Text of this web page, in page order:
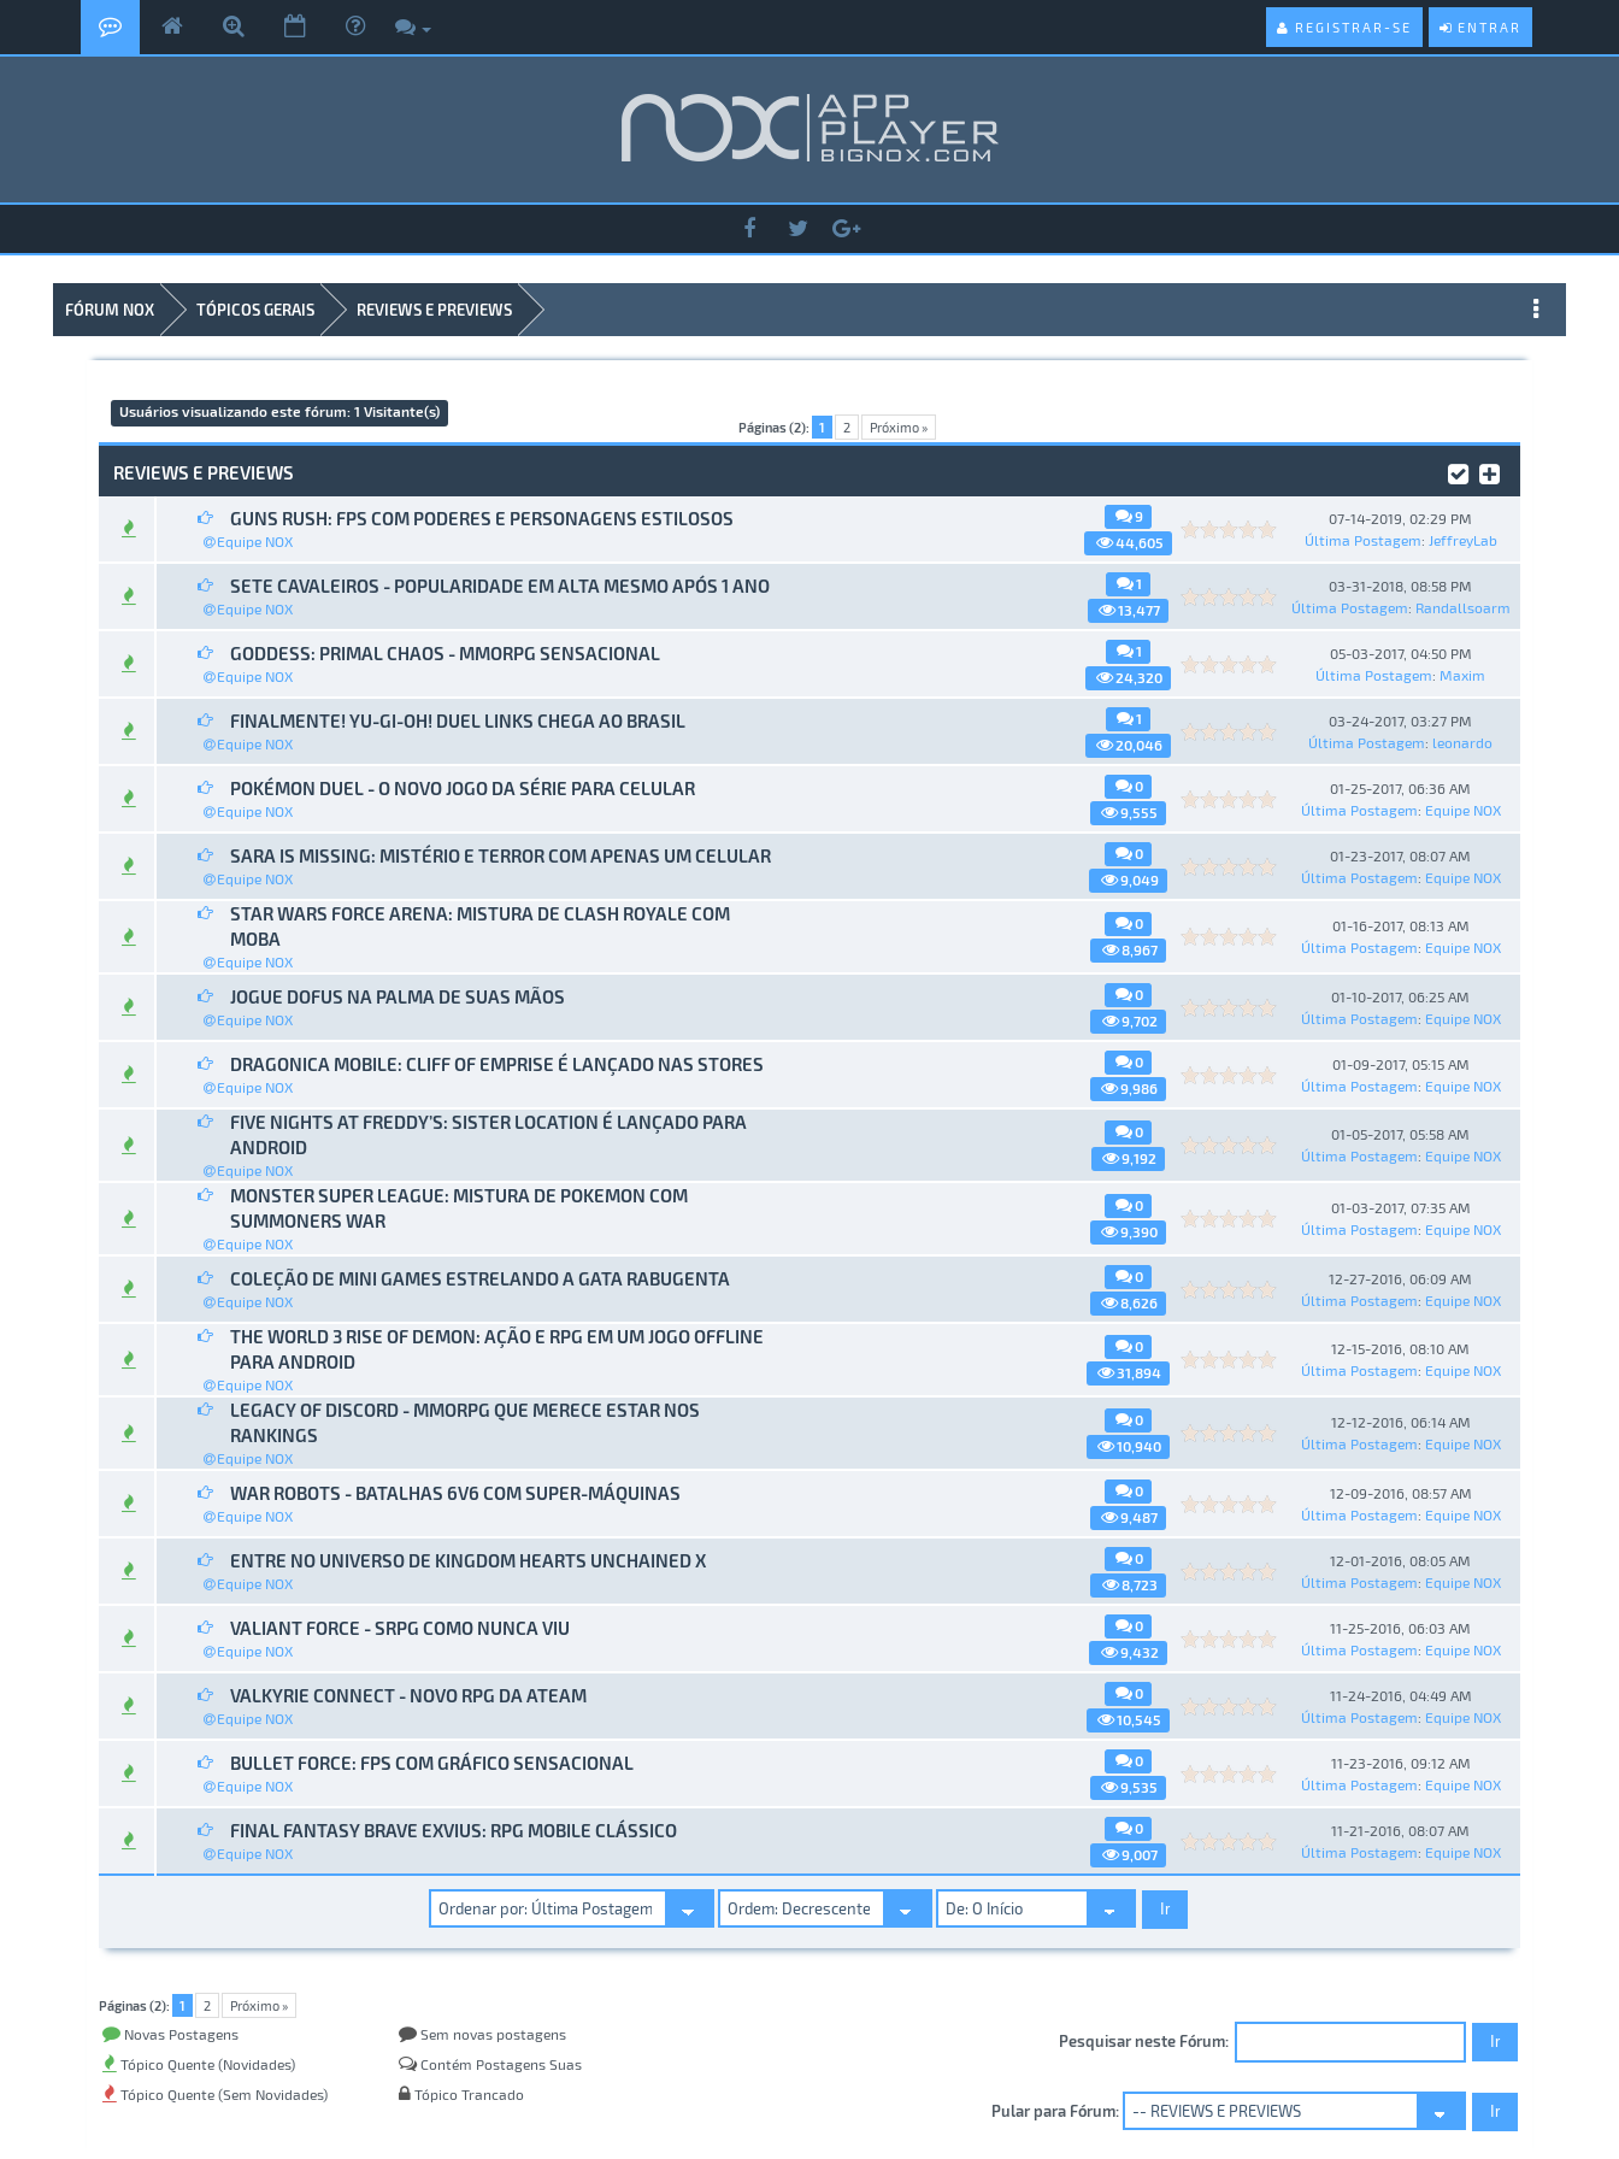
ENTRAR
REGISTRAR-SE
FÓRUM NOX TÓPICOS GERAIS REVIEWS E PREVIEWS
Usuários visualizando este fórum: 1 Visitante(s)
Páginas (2): 1 2 Próximo »
REVIEWS E PREVIEWS
GUNS RUSH: FPS COM PODERES E PERSONAGENS ESTILOSOS
Equipe NOX
9
44,605
0 Voto(s) - 0 de 5 em média
12345
07-14-2019, 02:29 PM
Última Postagem: JeffreyLab
SETE CAVALEIROS - POPULARIDADE EM ALTA MESMO APÓS 1 ANO
Equipe NOX
1
13,477
0 Voto(s) - 0 de 5 em média
1 2 345
03-31-2018, 08:58 PM
Última Postagem: Randallsoarm
GODDESS: PRIMAL CHAOS - MMORPG SENSACIONAL
Equipe NOX
1
24,320
0 Voto(s) - 0 de 5 em média
12345
05-03-2017, 04:50 PM
Última Postagem: Maxim
FINALMENTE! YU-GI-OH! DUEL LINKS CHEGA AO BRASIL
Equipe NOX
1
20,046
0 Voto(s) - 0 de 5 em média
1 2 34 5
03-24-2017, 03:27 PM
Última Postagem: leonardo
POKÉMON DUEL - O NOVO JOGO DA SÉRIE PARA CELULAR
Equipe NOX
0
9,555
0 Voto(s) - 0 de 5 em média
123 45
01-25-2017, 06:36 AM
Última Postagem: Equipe NOX
SARA IS MISSING: MISTÉRIO E TERROR COM APENAS UM CELULAR
Equipe NOX
0
9,049
0 Voto(s) - 0 de 5 em média
1 23 45
01-23-2017, 08:07 AM
Última Postagem: Equipe NOX
STAR WARS FORCE ARENA: MISTURA DE CLASH ROYALE COM
MOBA
Equipe NOX
0
8,967
01-16-2017, 08:13 AM
Última Postagem: Equipe NOX
JOGUE DOFUS NA PALMA DE SUAS MÃOS
Equipe NOX
0
9,702
0 Voto(s) - 0 de 5 em média
01-10-2017, 06:25 AM
Última Postagem: Equipe NOX
DRAGONICA MOBILE: CLIFF OF EMPRISE É LANÇADO NAS STORES
Equipe NOX
0
9,986
0 Voto(s) - 0 de 5 em média
1234 5
01-09-2017, 05:15 AM
Última Postagem: Equipe NOX
FIVE NIGHTS AT FREDDY’S: SISTER LOCATION É LANÇADO PARA
ANDROID
Equipe NOX
0
9,192
01-05-2017, 05:58 AM
Última Postagem: Equipe NOX
MONSTER SUPER LEAGUE: MISTURA DE POKEMON COM
SUMMONERS WAR
Equipe NOX
0
9,390
01-03-2017, 07:35 AM
Última Postagem: Equipe NOX
COLEÇÃO DE MINI GAMES ESTRELANDO A GATA RABUGENTA
Equipe NOX
0
8,626
0 Voto(s) - 0 de 5 em média
12345
12-27-2016, 06:09 AM
Última Postagem: Equipe NOX
THE WORLD 3 RISE OF DEMON: AÇÃO E RPG EM UM JOGO OFFLINE
PARA ANDROID
Equipe NOX
0
31,894
12-15-2016, 08:10 AM
Última Postagem: Equipe NOX
LEGACY OF DISCORD - MMORPG QUE MERECE ESTAR NOS
RANKINGS
Equipe NOX
0
10,940
12-12-2016, 06:14 AM
Última Postagem: Equipe NOX
WAR ROBOTS - BATALHAS 6V6 COM SUPER-MÁQUINAS
Equipe NOX
0
9,487
0 Voto(s) - 0 de 5 em média
123 45
12-09-2016, 08:57 AM
Última Postagem: Equipe NOX
ENTRE NO UNIVERSO DE KINGDOM HEARTS UNCHAINED X
Equipe NOX
0
8,723
0 Voto(s) - 0 de 5 em média
1 2345
12-01-2016, 08:05 AM
Última Postagem: Equipe NOX
VALIANT FORCE - SRPG COMO NUNCA VIU
Equipe NOX
0
9,432
0 Voto(s) - 0 de 5 em média
11-25-2016, 06:03 AM
Última Postagem: Equipe NOX
VALKYRIE CONNECT - NOVO RPG DA ATEAM
Equipe NOX
0
10,545
0 Voto(s) - 0 de 5 em média
1
11-24-2016, 04:49 AM
Última Postagem: Equipe NOX
BULLET FORCE: FPS COM GRÁFICO SENSACIONAL
Equipe NOX
0
9,535
0 Voto(s) - 0 de 5 em média
12345
11-23-2016, 09:12 AM
Última Postagem: Equipe NOX
FINAL FANTASY BRAVE EXVIUS: RPG MOBILE CLÁSSICO
Equipe NOX
0
9,007
0 Voto(s) - 0 de 5 em média
1 2345
11-21-2016, 08:07 AM
Última Postagem: Equipe NOX
Páginas (2): 1 2 Próximo »
Novas Postagens
Tópico Quente (Novidades)
Tópico Quente (Sem Novidades)
Sem novas postagens
Contém Postagens Suas
Tópico Trancado
Pesquisar neste Fórum:
Pular para Fórum: